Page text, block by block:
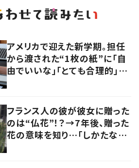
アメリカで迎えた新学期。担任
から渡された“1枚の紙”に「自
由でいいな」「とても合理的」
フランス人の彼が彼女に贈った
のは“仏花”！？→7年後、贈った
花の意味を知り…「しかたな